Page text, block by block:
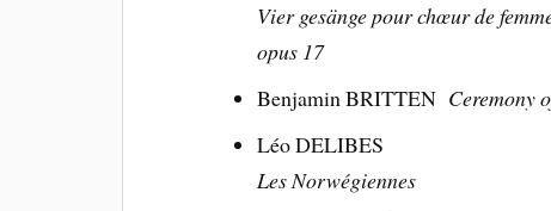
Vier gesänge pour chœur de
opus 17
Benjamin BRITTEN Ceremony
Léo DELIBES
Les Norwégiennes